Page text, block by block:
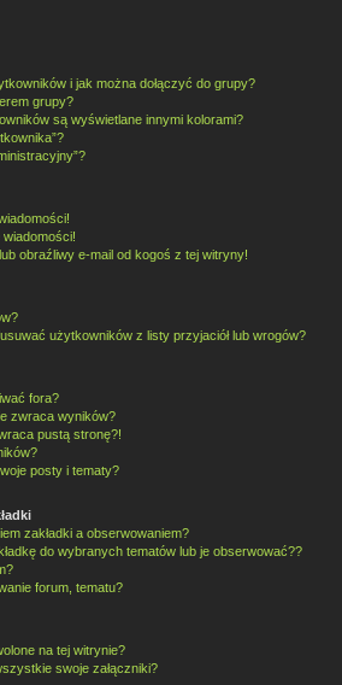
i jak można dołączyć do grupy?
grupy?
są wyświetlane innymi kolorami?
obraźliwy e-mail od kogoś z tej witryny!
użytkowników z listy przyjaciół lub wrogów?
fora?
zwraca wyników?
pustą stronę?!
posty i tematy?
zakładki a obserwowaniem?
do wybranych tematów lub je obserwować??
forum, tematu?
na tej witrynie?
swoje załączniki?